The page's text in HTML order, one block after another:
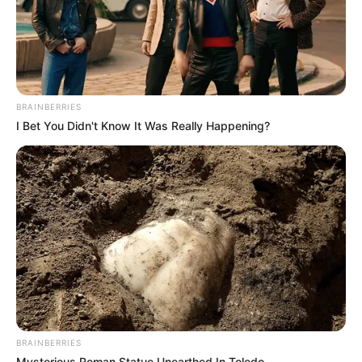
BRAINBERRIES
I Bet You Didn't Know It Was Really Happening?
BRAINBERRIES